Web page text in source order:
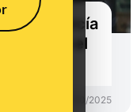
a García
contra el
17/10/2025